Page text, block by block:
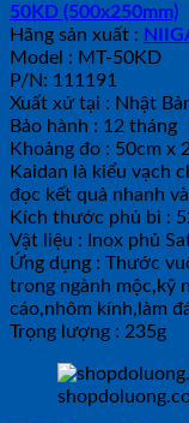
50KD (500x250mm)
Hãng sản xuất :
Model : MT-50KD
P/N: 111191
Xuất xứ tại : Nhật
Bảo hành : 12 tháng
Khoảng đo : 50cm x
Kaidan là kiểu vạch
đọc kết quả nhanh
Kích thước phủ bì :
Vật liệu : Inox phủ
Ứng dụng : Thước
trong ngành mộc,kỹ
cáo,nhôm kính,làm
Trọng lượng : 235g